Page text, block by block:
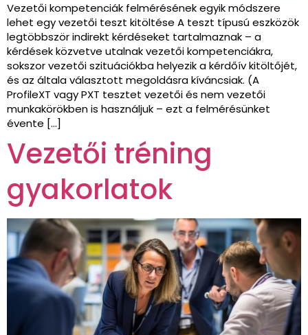
Vezetői kompetenciák felmérésének egyik módszere
lehet egy vezetői teszt kitöltése A teszt típusú eszközök
legtöbbször indirekt kérdéseket tartalmaznak – a
kérdések közvetve utalnak vezetői kompetenciákra,
sokszor vezetői szituációkba helyezik a kérdőív kitöltőjét,
és az általa választott megoldásra kíváncsiak. (A
ProfileXT vagy PXT tesztet vezetői és nem vezetői
munkakörökben is használjuk – ezt a felmérésünket
évente […]
Vezetői tréning
gyakorlatok